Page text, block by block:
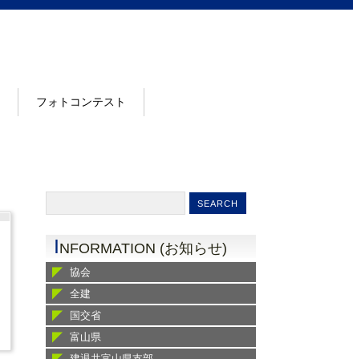
フォトコンテスト
INFORMATION (お知らせ)
協会
全建
国交省
富山県